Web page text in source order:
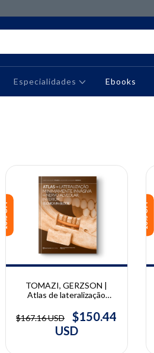
Especialidades Ebooks
10% OFF
TOMAZI, GERZSON |
Atlas de lateralização
nervo alveolar inferior:
técnica in-block | Marcos
Tomazi, Alexandre Gerzson
$167.16 USD
$150.44
USD
10% OFF